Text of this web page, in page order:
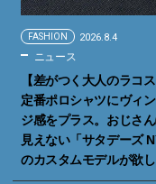
FASHION 2026.8.4
ニュース
【差がつく大人のラコス
定番ポロシャツにヴィ
ジ感をプラス。おじさん
見えない「サタデーズ
のカスタムモデルが欲し